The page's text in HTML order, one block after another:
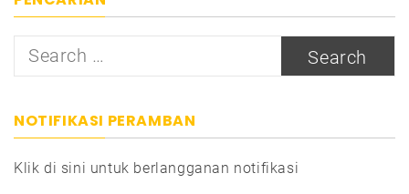
Search
NOTIFIKASI PERAMBAN
Klik di sini untuk berlangganan notifikasi